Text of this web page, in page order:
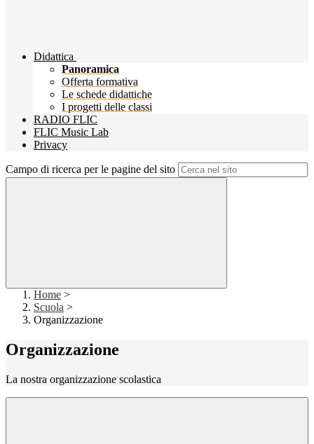
Didattica
Panoramica
Offerta formativa
Le schede didattiche
I progetti delle classi
RADIO FLIC
FLIC Music Lab
Privacy
Campo di ricerca per le pagine del sito
Home >
Scuola >
Organizzazione
Organizzazione
La nostra organizzazione scolastica